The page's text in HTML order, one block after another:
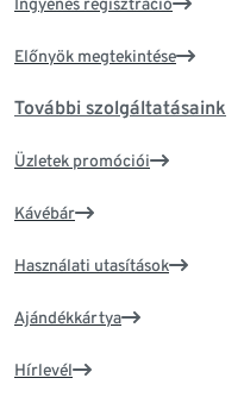
Előnyök megtekintése
További szolgáltatásaink
Üzletek promóciói
Kávébár
Használati utasítások
Ajándékkártya
Hírlevél